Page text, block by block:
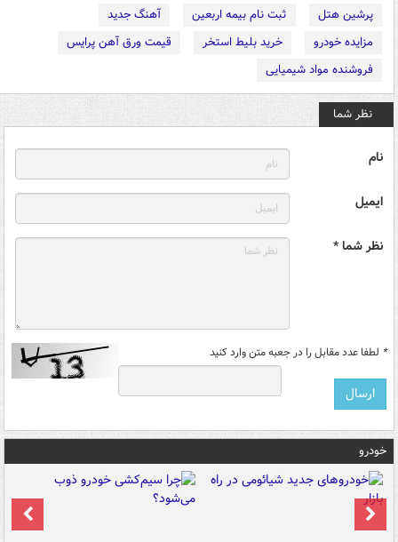
پرشین هتل
ثبت نام بیمه اربعین
آهنگ جدید
مزایده خودرو
خرید بلیط استخر
قیمت ورق آهن پرایس
فروشنده مواد شیمیایی
نظر شما
نام
ایمیل
نظر شما *
* لطفا عدد مقابل را در جعبه متن وارد کنید
خودرو